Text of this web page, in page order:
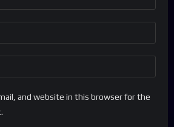
and website in this browser for the